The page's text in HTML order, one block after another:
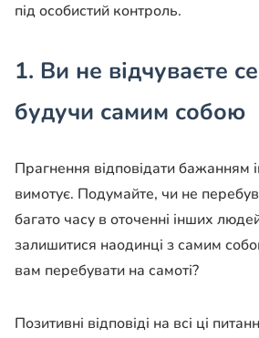
під особистий контроль.
1. Ви не відчуваєте
будучи самим собою
Прагнення відповідати бажанням
вимотує. Подумайте, чи не
багато часу в оточенні інших
залишитися наодинці з самим
вам перебувати на самоті?
Позитивні відповіді на всі ці